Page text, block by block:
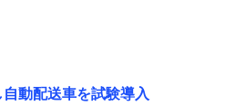
動配送車を試験導入